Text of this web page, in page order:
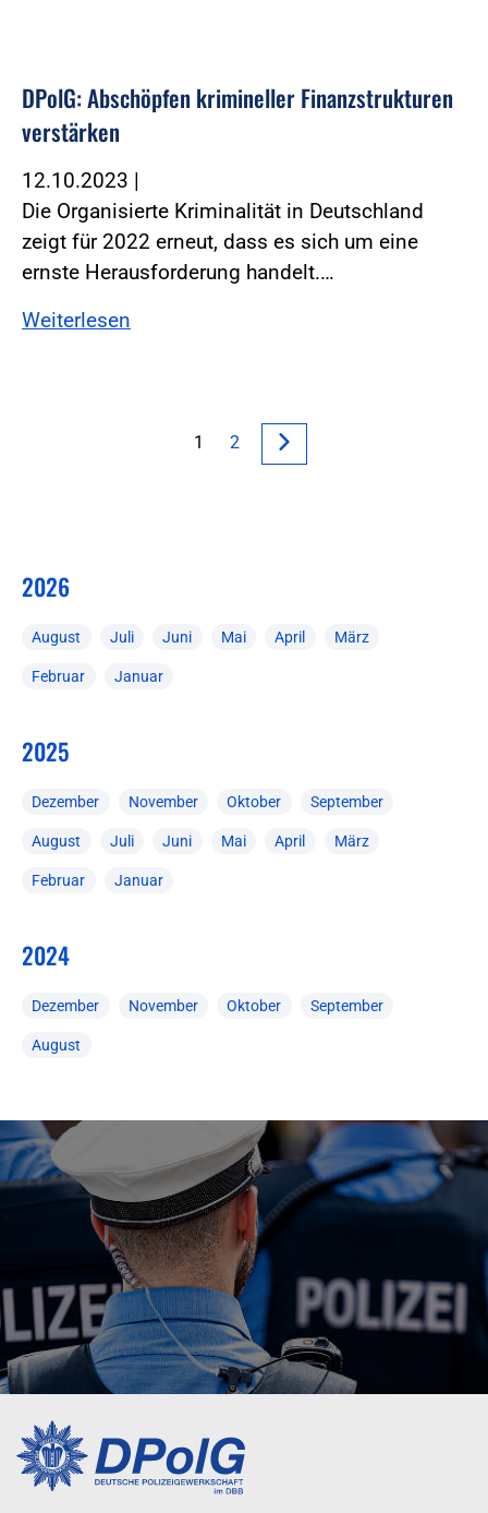
DPolG: Abschöpfen krimineller Finanzstrukturen
verstärken
12.10.2023 |
Die Organisierte Kriminalität in Deutschland
zeigt für 2022 erneut, dass es sich um eine
ernste Herausforderung handelt.…
Weiterlesen
1 2
2026
August Juli Juni Mai April März
Februar Januar
2025
Dezember November Oktober September
August Juli Juni Mai April März
Februar Januar
2024
Dezember November Oktober September
August